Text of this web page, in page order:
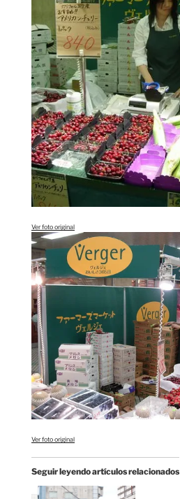
Ver foto original
Ver foto original
Seguir leyendo artículos relacionados